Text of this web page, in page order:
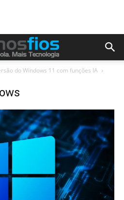
do Windows 11 com funções IA